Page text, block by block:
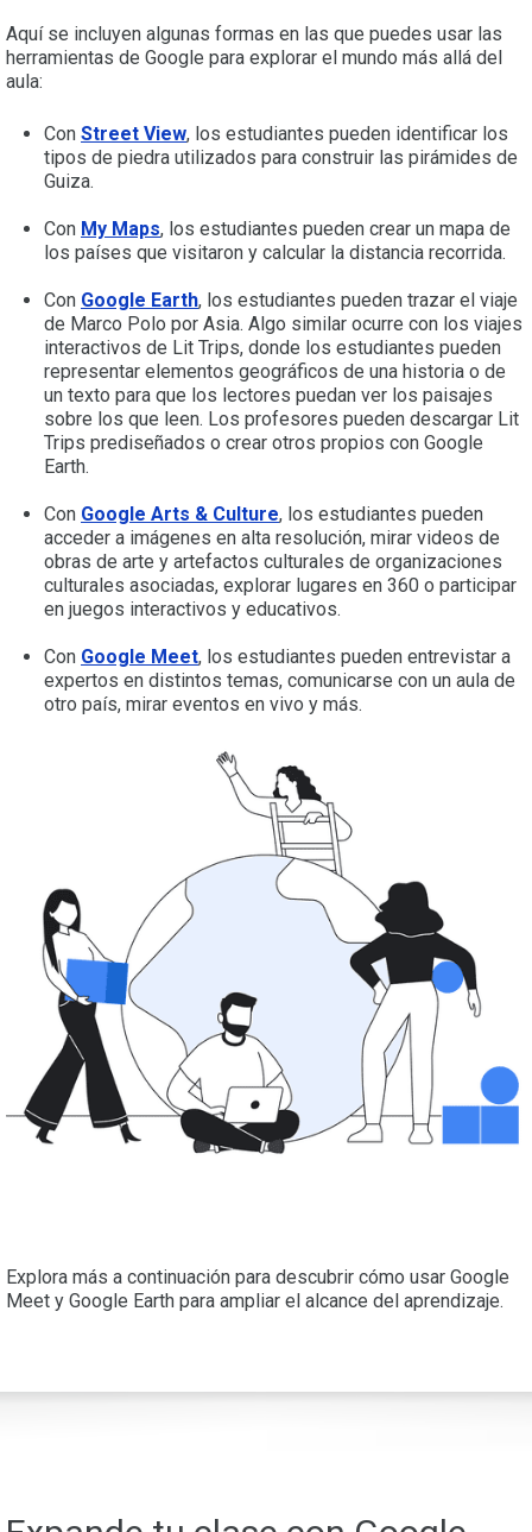
Aquí se incluyen algunas formas en las que puedes usar las
herramientas de Google para explorar el mundo más allá del
aula:
Con Street View, los estudiantes pueden identificar los
tipos de piedra utilizados para construir las pirámides de
Guiza.
Con My Maps, los estudiantes pueden crear un mapa de
los países que visitaron y calcular la distancia recorrida.
Con Google Earth, los estudiantes pueden trazar el viaje
de Marco Polo por Asia. Algo similar ocurre con los viajes
interactivos de Lit Trips, donde los estudiantes pueden
representar elementos geográficos de una historia o de
un texto para que los lectores puedan ver los paisajes
sobre los que leen. Los profesores pueden descargar Lit
Trips prediseñados o crear otros propios con Google
Earth.
Con Google Arts & Culture, los estudiantes pueden
acceder a imágenes en alta resolución, mirar videos de
obras de arte y artefactos culturales de organizaciones
culturales asociadas, explorar lugares en 360 o participar
en juegos interactivos y educativos.
Con Google Meet, los estudiantes pueden entrevistar a
expertos en distintos temas, comunicarse con un aula de
otro país, mirar eventos en vivo y más.
Explora más a continuación para descubrir cómo usar Google
Meet y Google Earth para ampliar el alcance del aprendizaje.